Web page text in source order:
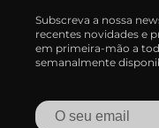
Subscreva a nossa
recentes novidades e
em primeira-mão a
semanalmente